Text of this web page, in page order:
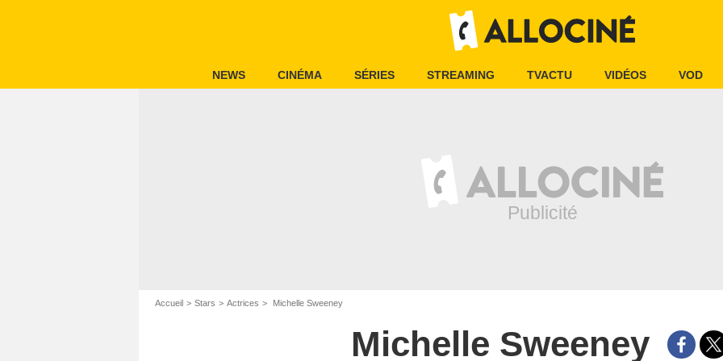
NEWS CINÉMA SÉRIES STREAMING TVACTU VIDÉOS VOD
Accueil Stars Actrices Michelle Sweeney
Michelle Sweeney